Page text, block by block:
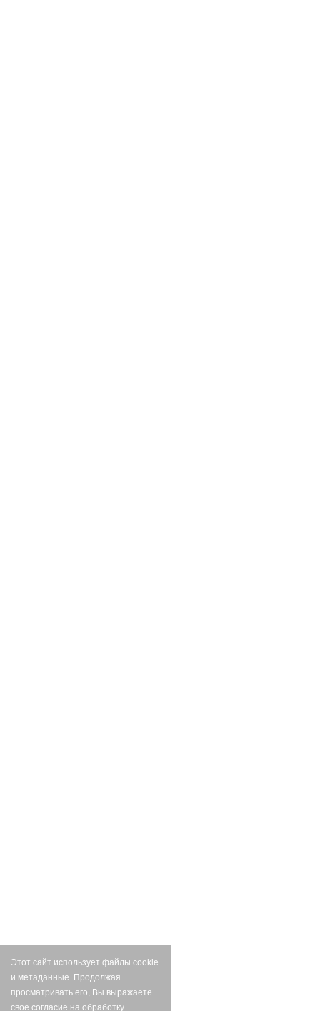
Этот сайт использует файлы cookie
и метаданные. Продолжая
просматривать его, Вы выражаете
свое согласие на обработку